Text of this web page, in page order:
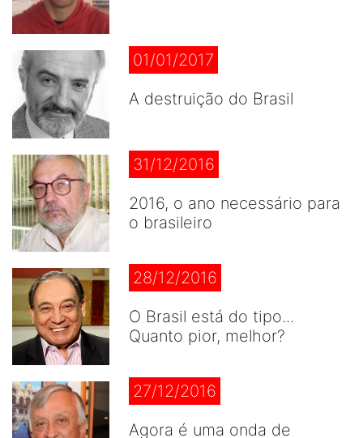
01/01/2017
A destruição do Brasil
31/12/2016
2016, o ano necessário para
o brasileiro
28/12/2016
O Brasil está do tipo...
Quanto pior, melhor?
27/12/2016
Agora é uma onda de